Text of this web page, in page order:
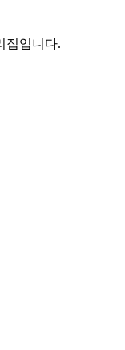
집입니다.